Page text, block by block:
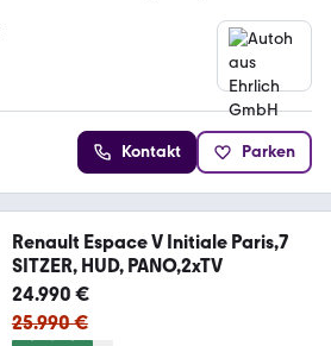
Kontakt Parken
Renault Espace V Initiale Paris,7
SITZER, HUD, PANO,2xTV
24.990 €
25.990 €